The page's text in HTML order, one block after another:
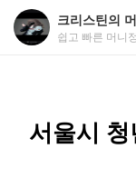
크리스틴의
쉽고 빠른 머니
서울시